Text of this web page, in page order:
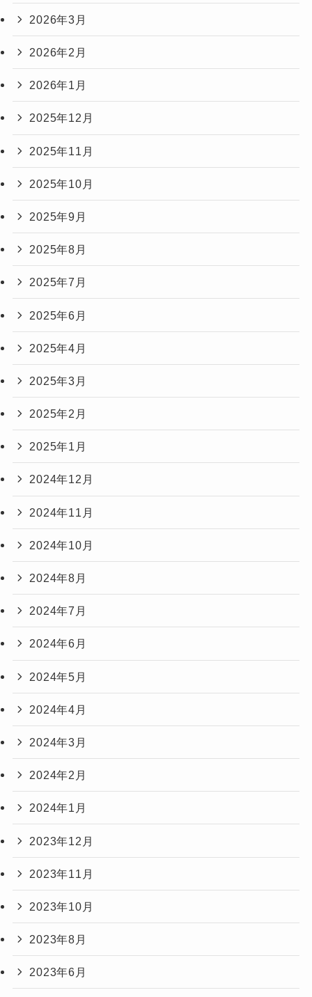
2026年3月
2026年2月
2026年1月
2025年12月
2025年11月
2025年10月
2025年9月
2025年8月
2025年7月
2025年6月
2025年4月
2025年3月
2025年2月
2025年1月
2024年12月
2024年11月
2024年10月
2024年8月
2024年7月
2024年6月
2024年5月
2024年4月
2024年3月
2024年2月
2024年1月
2023年12月
2023年11月
2023年10月
2023年8月
2023年6月